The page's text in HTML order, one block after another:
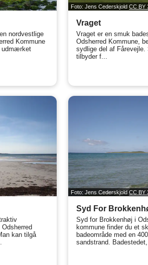
nordvestlige
Kommune
udmærket
Foto: Jens CederskjoldCC BY
Vraget
Vraget er en smuk
Odsherred Kommune,
sydlige del af Fårevejle.
tilbyder f...
kan tilgå
Foto: Jens CederskjoldCC BY
Syd For
Syd for Brokkenhøj i
kommune finder du et
badeområde med en
sandstrand.